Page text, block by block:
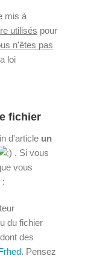
mis à
utilisés pour
n'êtes pas
loi
fichier
d'article un
. Si vous
vous
:
du fichier
des
. Pensez